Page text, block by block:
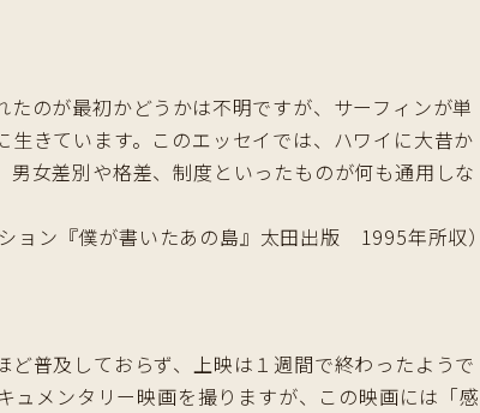
のが最初かどうかは不明ですが、サーフィンが単
きています。このエッセイでは、ハワイに大昔か
女差別や格差、制度といったものが何も通用しな
ョン『僕が書いたあの島』太田出版 1995年所収）
普及しておらず、上映は１週間で終わったようで
ュメンタリー映画を撮りますが、この映画には「感